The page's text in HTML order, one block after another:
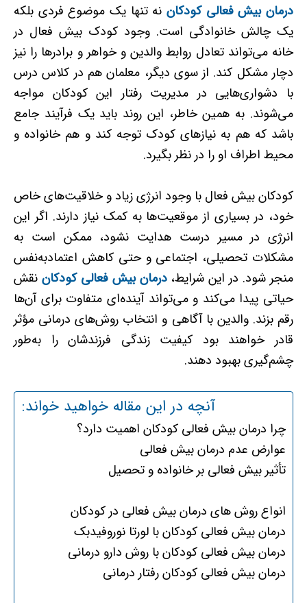
درمان بیش فعالی کودکان نه‌ تنها یک موضوع فردی بلکه
یک چالش خانوادگی است. وجود کودک بیش فعال در
خانه می‌تواند تعادل روابط والدین و خواهر و برادرها را نیز
دچار مشکل کند. از سوی دیگر، معلمان هم در کلاس درس
با دشواری‌هایی در مدیریت رفتار این کودکان مواجه
می‌شوند. به همین خاطر، این روند باید یک فرآیند جامع
باشد که هم به نیازهای کودک توجه کند و هم خانواده و
محیط اطراف او را در نظر بگیرد.
کودکان بیش فعال با وجود انرژی زیاد و خلاقیت‌های خاص
خود، در بسیاری از موقعیت‌ها به کمک نیاز دارند. اگر این
انرژی در مسیر درست هدایت نشود، ممکن است به
مشکلات تحصیلی، اجتماعی و حتی کاهش اعتمادبه‌نفس
منجر شود. در این شرایط،درمان بیش فعالی کودکان نقش
حیاتی پیدا می‌کند و می‌تواند آینده‌ای متفاوت برای آن‌ها
رقم بزند. والدین با آگاهی و انتخاب روش‌های درمانی مؤثر
قادر خواهند بود کیفیت زندگی فرزندشان را به‌طور
چشم‌گیری بهبود دهند.
آنچه در این مقاله خواهید خواند:
چرا درمان بیش فعالی کودکان اهمیت دارد؟
عوارض عدم درمان بیش فعالی
تأثیر بیش فعالی بر خانواده و تحصیل
انواع روش های درمان بیش فعالی در کودکان
درمان بیش فعالی کودکان با لورتا نوروفیدبک
درمان بیش فعالی کودکان با روش دارو درمانی
درمان بیش فعالی کودکان رفتار درمانی